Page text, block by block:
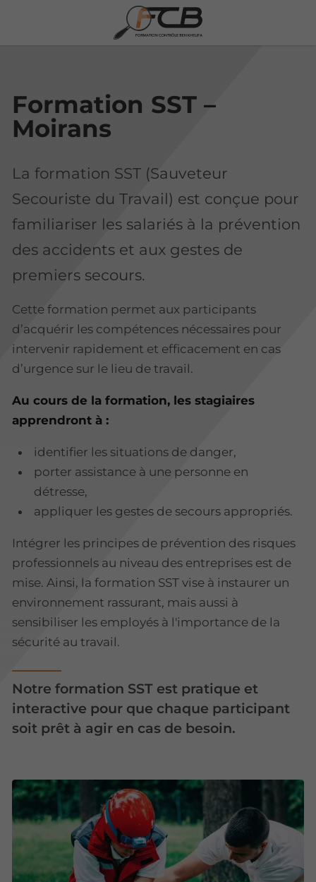
Formation SST –
Moirans
La formation SST (Sauveteur
Secouriste du Travail) est conçue pour
familiariser les salariés à la prévention
des accidents et aux gestes de
premiers secours.
Cette formation permet aux participants
d’acquérir les compétences nécessaires pour
intervenir rapidement et efficacement en cas
d’urgence sur le lieu de travail.
Au cours de la formation, les stagiaires
apprendront à :
identifier les situations de danger,
porter assistance à une personne en
détresse,
appliquer les gestes de secours appropriés.
Intégrer les principes de prévention des risques
professionnels au niveau des entreprises est de
mise. Ainsi, la formation SST vise à instaurer un
environnement rassurant, mais aussi à
sensibiliser les employés à l'importance de la
sécurité au travail.
Notre formation SST est pratique et
interactive pour que chaque participant
soit prêt à agir en cas de besoin.